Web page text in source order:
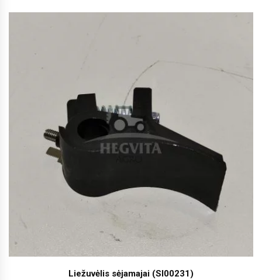
Liežuvėlis sėjamajai (SI00231)